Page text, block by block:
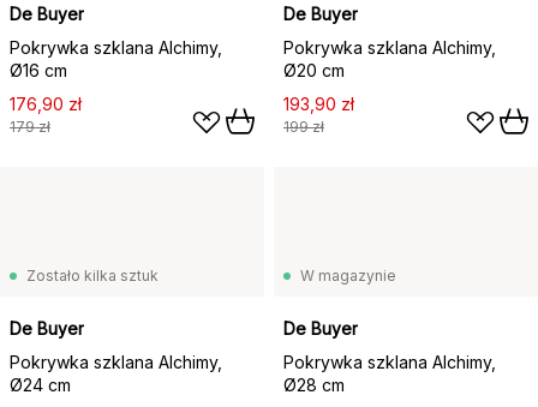
De Buyer
Pokrywka szklana Alchimy,
Ø16 cm
176,90 zł
179 zł
De Buyer
Pokrywka szklana Alchimy,
Ø20 cm
193,90 zł
199 zł
Zostało kilka sztuk
De Buyer
Pokrywka szklana Alchimy,
Ø24 cm
W magazynie
De Buyer
Pokrywka szklana Alchimy,
Ø28 cm